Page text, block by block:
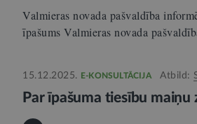
Valmieras novada pašvaldība
īpašums Valmieras novada
15.12.2025. E-KONSULTĀCIJA Atbild:
Par īpašuma tiesību